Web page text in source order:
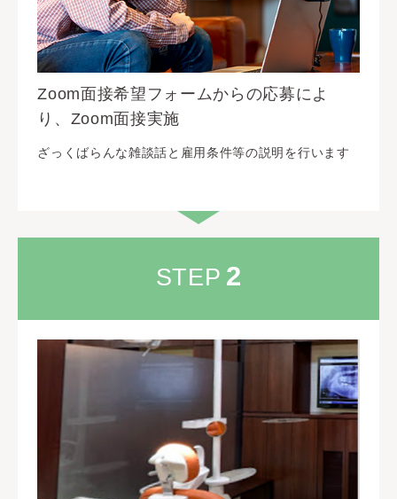
Zoom面接希望フォームからの応募によ
り、Zoom面接実施
ざっくばらんな雑談話と雇用条件等の説明を行います
STEP 2